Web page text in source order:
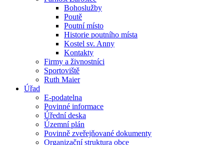
Bohoslužby
Poutě
Poutní místo
Historie poutního místa
Kostel sv. Anny
Kontakty
Firmy a živnostníci
Sportoviště
Ruth Maier
Úřad
E-podatelna
Povinné informace
Úřední deska
Územní plán
Povinně zveřejňované dokumenty
Organizační struktura obce